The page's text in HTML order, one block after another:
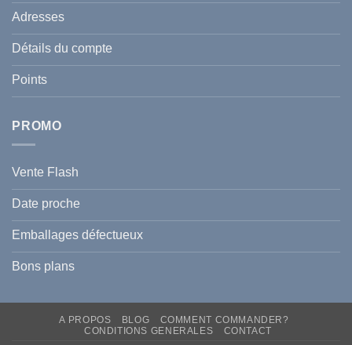
de
votre
famille
durant
l’été
2026
?
Guide
Traiter
Prévenir
Adresses
Détails du compte
Points
PROMO
Vente Flash
Date proche
Emballages défectueux
Bons plans
A PROPOS BLOG
COMMENT COMMANDER?
CONDITIONS GENERALES
CONTACT